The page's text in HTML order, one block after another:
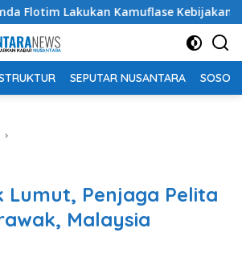
Kamuflase Kebijakan Politik
SEPUTAR NUSANTARA SOSOK
Lumut, Penjaga Pelita
Malaysia